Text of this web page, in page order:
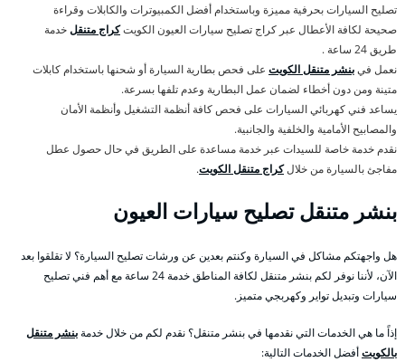
تصليح السيارات بحرفية مميزة وباستخدام أفضل الكمبيوترات والكابلات وقراءة
صحيحة لكافة الأعطال عبر كراج تصليح سيارات العيون الكويتكراج متنقلخدمة
طريق 24 ساعة .
نعمل فيبنشر متنقل الكويت على فحص بطارية السيارة أو شحنها باستخدام كابلات
متينة ومن دون أخطاء لضمان عمل البطارية وعدم تلفها بسرعة.
يساعد فني كهربائي السيارات على فحص كافة أنظمة التشغيل وأنظمة الأمان
والمصابيح الأمامية والخلفية والجانبية.
نقدم خدمة خاصة للسيدات عبر خدمة مساعدة على الطريق في حال حصول عطل
مفاجئ بالسيارة من خلالكراج متنقل الكويت.
بنشر متنقل تصليح سيارات العيون
هل واجهتكم مشاكل في السيارة وكنتم بعدين عن ورشات تصليح السيارة؟ لا تقلقوا بعد
الآن، لأننا نوفر لكم بنشر متنقل لكافة المناطق خدمة 24 ساعة مع أهم فني تصليح
سيارات وتبديل تواير وكهربجي متميز.
إذاً ما هي الخدمات التي نقدمها في بنشر متنقل؟ نقدم لكم من خلال خدمةبنشر متنقل
بالكويتأفضل الخدمات التالية: